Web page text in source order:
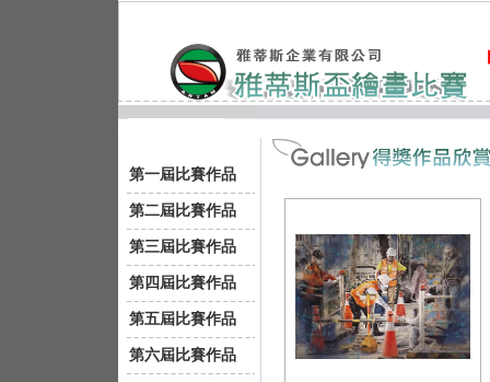
第一屆比賽作品
第二屆比賽作品
第三屆比賽作品
第四屆比賽作品
第五屆比賽作品
第六屆比賽作品